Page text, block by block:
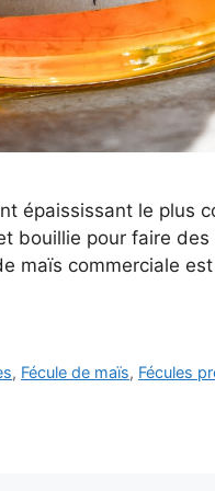
épaississant le plus
bouillie pour faire
maïs commerciale
, Fécule de maïs, Fécules